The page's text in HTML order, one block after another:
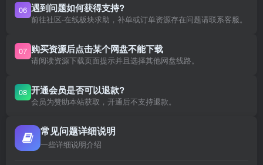
06 遇到问题如何获得支持?
前往社区-在线板块求助，补单或订单资源存在问题请联系客服。
07 购买资源后点击某个网盘不能下载
请阅读资源下载页面提示并且选择其他网盘线路。
08 开通会员是否可以退款?
会员为赞助本站获取，开通后不支持退款。
常见问题详细说明
一些详细说明介绍